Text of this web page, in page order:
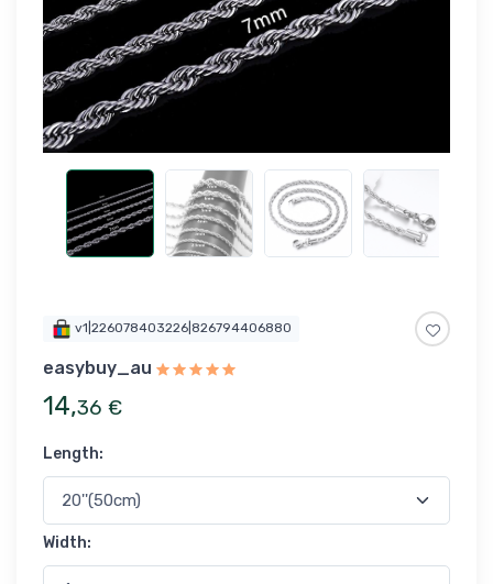
v1|226078403226|826794406880
easybuy_au
14,36 €
Length:
Width: